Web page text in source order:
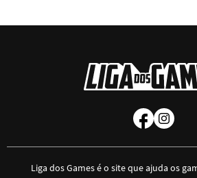
Liga dos Games é o site que ajuda os